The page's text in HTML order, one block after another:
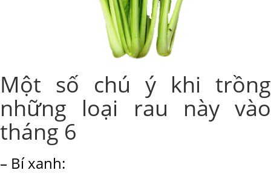
Một số chú ý khi trồng
những loại rau này vào
tháng 6
– Bí xanh: